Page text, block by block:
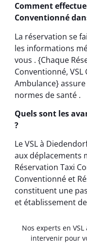
Comment
Conventionné
La réservation se
les informations
vous . {Chaque
Conventionné,
Ambulance}
normes de santé .
Quels sont les
?
Le VSL à
aux déplacements
Réservation Taxi
Conventionné et
constituent une
et établissement
Nos experts en
intervenir pour